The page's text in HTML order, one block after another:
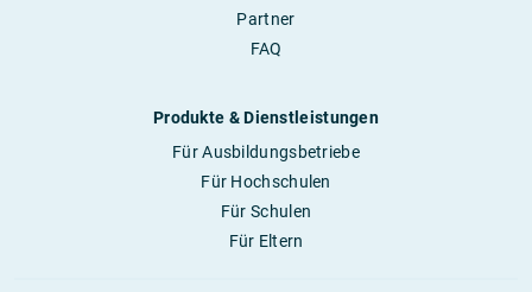
Partner
FAQ
Produkte & Dienstleistungen
Für Ausbildungsbetriebe
Für Hochschulen
Für Schulen
Für Eltern